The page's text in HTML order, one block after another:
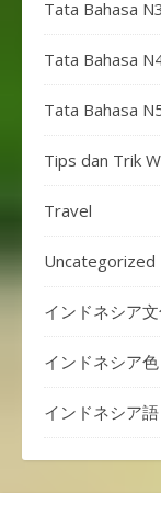
Tata Bahasa N3
Tata Bahasa
Tata Bahasa
Tips dan Trik
Travel
Uncategorized
インドネシア
インドネシア色
インドネシア語